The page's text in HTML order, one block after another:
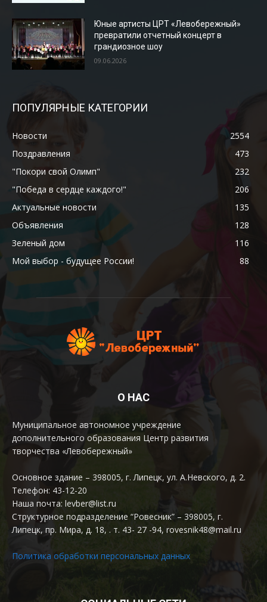
Юные артисты ЦРТ «Левобережный»
превратили отчетный концерт в
грандиозное шоу
09.06.2026
ПОПУЛЯРНЫЕ КАТЕГОРИИ
Новости
2554
Поздравления
473
"Покори свой Олимп"
232
"Победа в сердце каждого!"
206
Актуальные новости
135
Объявления
128
Зеленый дом
116
Мой выбор - будущее России!
88
О НАС
Муниципальное автономное учреждение
дополнительного образования Центр развития
творчества «Левобережный»
Основное здание – 398005, г. Липецк, ул. А.Невского, д. 2.
Телефон: 43-12-20
Наша почта: levber@list.ru
Структурное подразделение “Ровесник” – 398005, г.
Липецк, пр. Мира, д. 18, . т. 43- 27 -94, rovesnik48@mail.ru
Политика обработки персональных данных